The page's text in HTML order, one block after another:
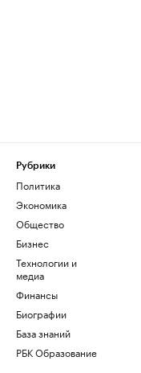
Рубрики
Политика
Экономика
Общество
Бизнес
Технологии и
медиа
Финансы
Биографии
База знаний
РБК Образование